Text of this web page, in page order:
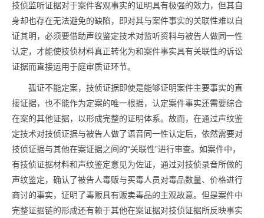
技侦监听证据对于案件客观事实的证明具有极强的效力，但其自
身却也存在无法避免的缺陷，即对其与案件事实的关联性难以自
证其明，必须要借助声纹鉴定技术对监听资料与被告人做同一性
认定，才能使技侦材料真正转化为和案件事实具有关联性的诉讼
证据而直接运用于庭审质证环节。
孤证不能定案，技侦证据即使是能够证明案件主要事实的直
接证据，也不能作为定案的唯一根据，认定案件事实还需要综合
在案的其他证据，以形成完整的证明体系。故而，在通过声纹鉴
定技术对技侦证据与被告人做了语音同一性认定后，依然需要对
技侦证据与其他在案证据之间的“关联性”进行审查。如案件中，
有技侦证据材料和声纹鉴定意见为佐证，通过对技侦录音所做的
声纹鉴定，确认了被告人毒贩与买毒人员对毒品数量、价格进行
商讨的事实，证明了毒贩具有贩卖毒品的主观故意。但是案件中
完整证据链的形成还有赖于其他在案证据对技侦证据所反映事实